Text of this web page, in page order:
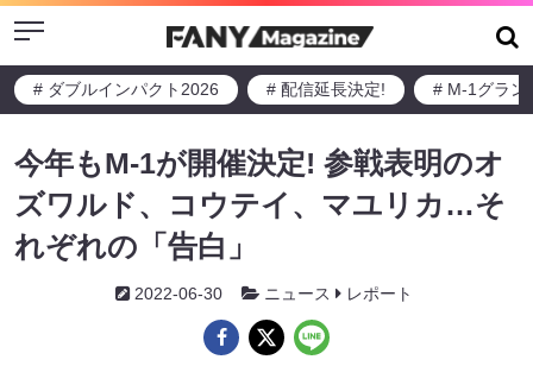
Menu
# ダブルインパクト2026 # 配信延長決定! # M-1グラン
今年もM-1が開催決定! 参戦表明のオ
ズワルド、コウテイ、マユリカ…そ
れぞれの「告白」
2022-06-30 ニュース レポート